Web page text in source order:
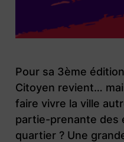
Pour sa 3ème
Citoyen revient…
faire vivre la ville
partie-prenante des
quartier ? Une